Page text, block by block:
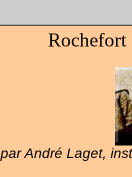
Rochefort
par André Laget,